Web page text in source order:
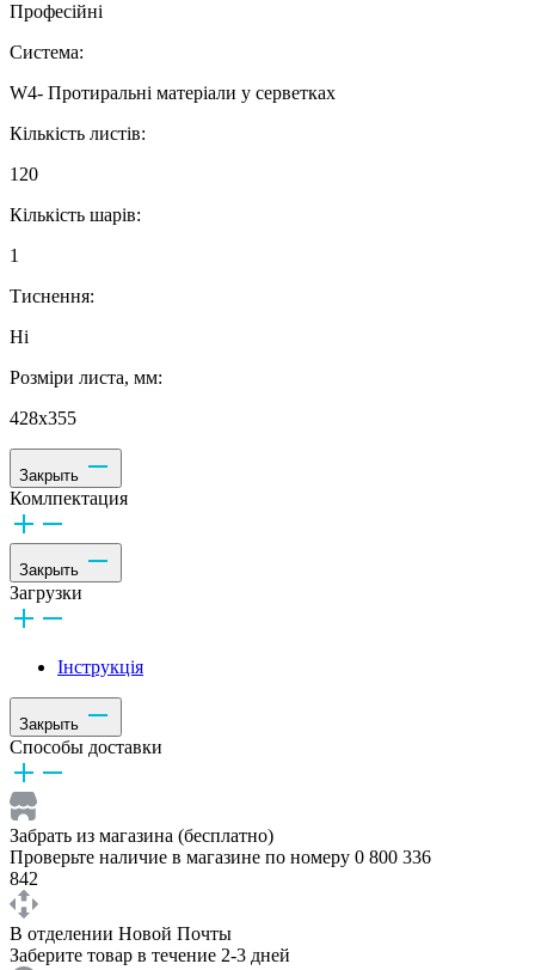
Професійні
Система:
W4- Протиральні матеріали у серветках
Кількість листів:
120
Кількість шарів:
1
Тиснення:
Ні
Розміри листа, мм:
428х355
Закрыть
Комлпектация
Закрыть
Загрузки
Інструкція
Закрыть
Способы доставки
Забрать из магазина (бесплатно)
Проверьте наличие в магазине по номеру 0 800 336
842
В отделении Новой Почты
Заберите товар в течение 2-3 дней